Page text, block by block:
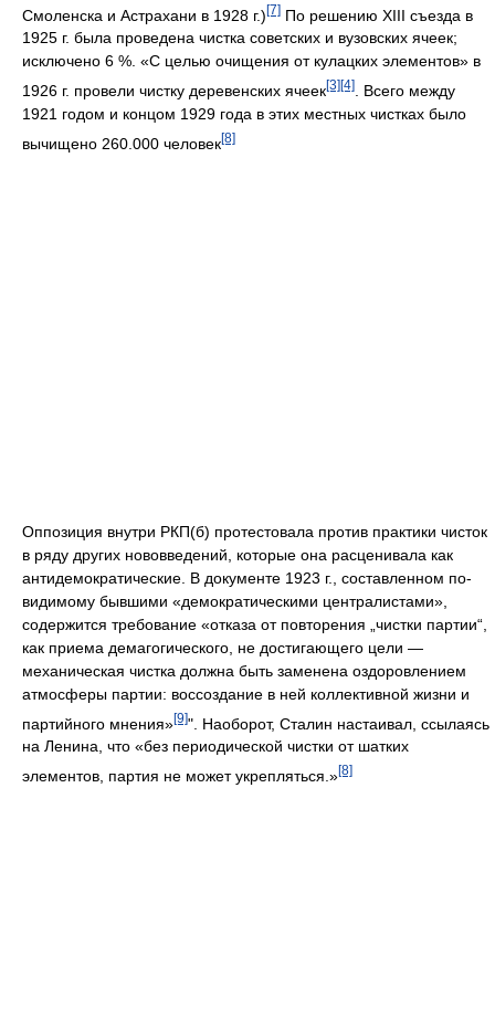
Смоленска и Астрахани в 1928 г.)[7] По решению XIII съезда в
1925 г. была проведена чистка советских и вузовских ячеек;
исключено 6 %. «С целью очищения от кулацких элементов» в
1926 г. провели чистку деревенских ячеек[3] [4]
. Всего между
1921 годом и концом 1929 года в этих местных чистках было
вычищено 260.000 человек[8]
Оппозиция внутри РКП(б) протестовала против практики чисток
в ряду других нововведений, которые она расценивала как
антидемократические. В документе 1923 г., составленном по-
видимому бывшими «демократическими централистами»,
содержится требование «отказа от повторения „чистки партии“,
как приема демагогического, не достигающего цели —
механическая чистка должна быть заменена оздоровлением
атмосферы партии: воссоздание в ней коллективной жизни и
партийного мнения»[9]". Наоборот, Сталин настаивал, ссылаясь
на Ленина, что «без периодической чистки от шатких
элементов, партия не может укрепляться.»[8]